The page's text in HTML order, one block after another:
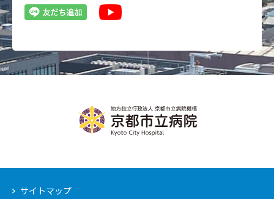
サイトマップ